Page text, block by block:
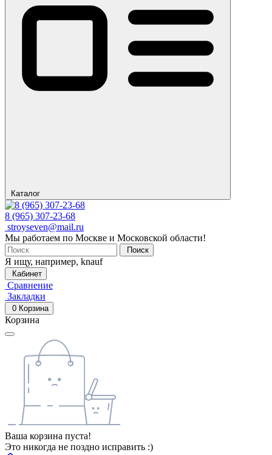
Каталог
8 (965) 307-23-68
stroyseven@mail.ru
Мы работаем по Москве и Московской области!
Поиск
Я ищу, например, knauf
Кабинет
Сравнение
Закладки
0 Корзина
Корзина
Ваша корзина пуста!
Это никогда не поздно исправить :)